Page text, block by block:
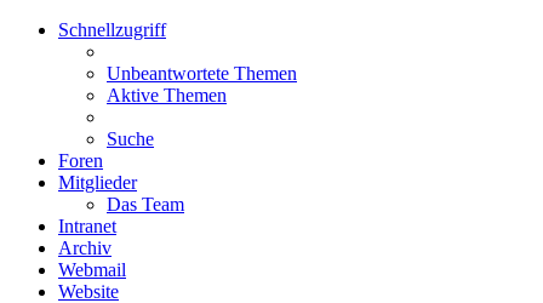
Schnellzugriff
Unbeantwortete Themen
Aktive Themen
Suche
Foren
Mitglieder
Das Team
Intranet
Archiv
Webmail
Website